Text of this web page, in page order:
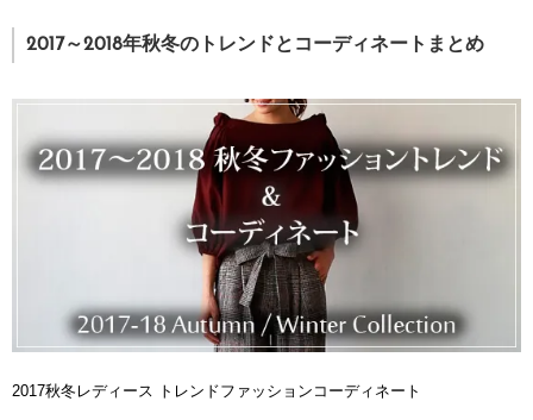
2017～2018年秋冬のトレンドとコーディネートまとめ
2017秋冬レディース トレンドファッションコーディネート